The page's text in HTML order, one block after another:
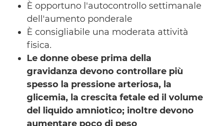
È opportuno l'autocontrollo settimanale
dell'aumento ponderale
È consigliabile una moderata attività
fisica.
Le donne obese prima della
gravidanza devono controllare più
spesso la pressione arteriosa, la
glicemia, la crescita fetale ed il volume
del liquido amniotico; inoltre devono
aumentare poco di peso